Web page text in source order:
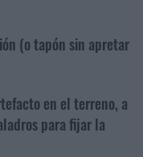
(o tapón sin apretar
en el terreno, a
para fijar la